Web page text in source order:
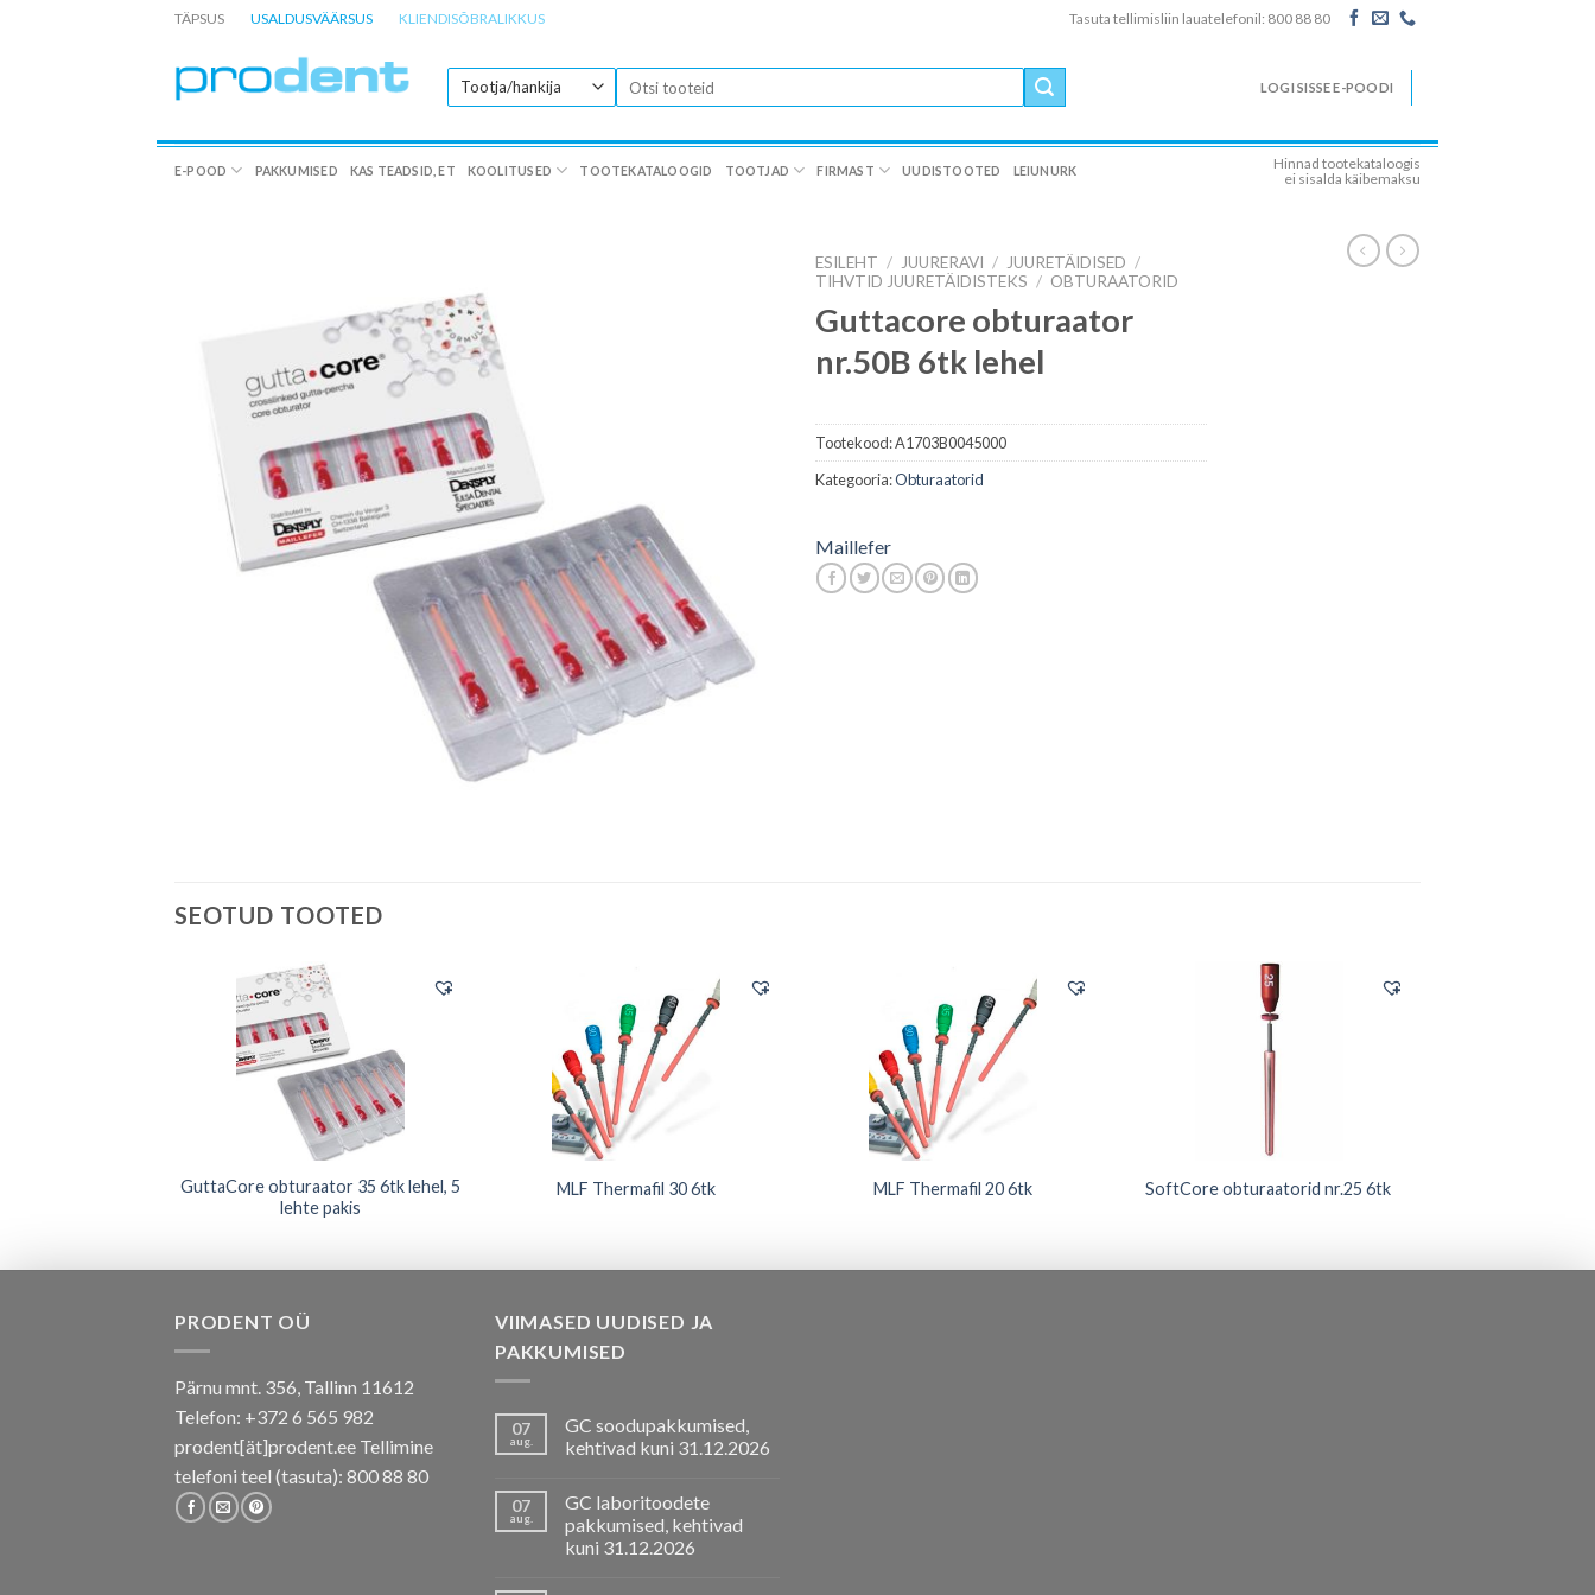
TÄPSUS USALDUSVÄÄRSUS KLIENDISÕBRALIKKUS Tasuta tellimisliin lauatelefonil: 800 88 80
LOGI SISSE E-POODI
E-POOD PAKKUMISED KAS TEADSID, ET KOOLITUSED TOOTEKATALOOGID TOOTJAD FIRMAST UUDISTOOTED LEIUNURK
Hinnad tootekataloogis
ei sisalda käibemaksu
ESILEHT / JUURERAVI / JUURETÄIDISED /
TIHVTID JUURETÄIDISTEKS / OBTURAATORID
Guttacore obturaator
nr.50B 6tk lehel
Tootekood:A1703B0045000
Kategooria:Obturaatorid
Maillefer
SEOTUD TOOTED
GuttaCore obturaator 35 6tk lehel, 5
lehte pakis
MLF Thermafil 30 6tk MLF Thermafil 20 6tk SoftCore obturaatorid nr.25 6tk
PRODENT OÜ
Pärnu mnt. 356, Tallinn 11612
Telefon: +372 6 565 982
prodent[ät]prodent.ee Tellimine
telefoni teel (tasuta): 800 88 80
VIIMASED UUDISED JA
PAKKUMISED
07
aug.
GC soodupakkumised,
kehtivad kuni 31.12.2026
07
aug.
GC laboritoodete
pakkumised, kehtivad
kuni 31.12.2026